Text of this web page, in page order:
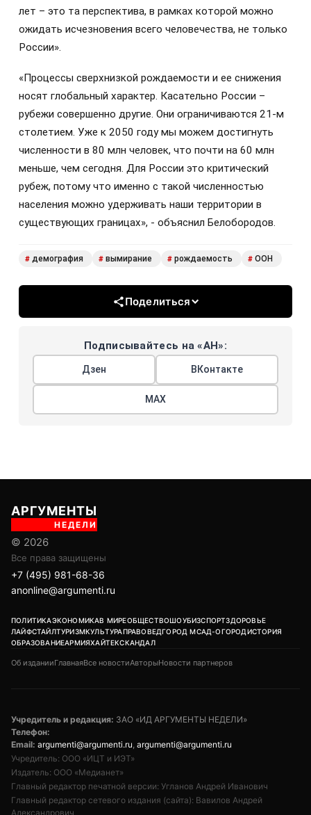
лет – это та перспектива, в рамках которой можно
ожидать исчезновения всего человечества, не только
России».
«Процессы сверхнизкой рождаемости и ее снижения
носят глобальный характер. Касательно России –
рубежи совершенно другие. Они ограничиваются 21-м
столетием. Уже к 2050 году мы можем достигнуть
численности в 80 млн человек, что почти на 60 млн
меньше, чем сегодня. Для России это критический
рубеж, потому что именно с такой численностью
населения можно удерживать наши территории в
существующих границах», - объяснил Белобородов.
# демография # вымирание # рождаемость # ООН
Поделиться
Подписывайтесь на «АН»:
Дзен ВКонтакте
МАХ
АРГУМЕНТЫ
НЕДЕЛИ
© 2026
Все права защищены
+7 (495) 981-68-36
anonline@argumenti.ru
ПОЛИТИКАЭКОНОМИКАВ МИРЕОБЩЕСТВОШОУБИЗСПОРТЗДОРОВЬЕ
ЛАЙФСТАЙЛТУРИЗМКУЛЬТУРАПРАВОВЕДГОРОД МСАД-ОГОРОДИСТОРИЯ
ОБРАЗОВАНИЕАРМИЯХАЙТЕКСКАНДАЛ
Об изданииГлавнаяВсе новостиАвторыНовости партнеров
Учредитель и редакция: ЗАО «ИД АРГУМЕНТЫ НЕДЕЛИ»
Телефон:
Email: argumenti@argumenti.ru, argumenti@argumenti.ru
Учредитель: ООО «ИЦТ и ИЭТ»
Издатель: ООО «Медианет»
Главный редактор печатной версии: Угланов Андрей Иванович
Главный редактор сетевого издания (сайта): Вавилов Андрей
Александрович